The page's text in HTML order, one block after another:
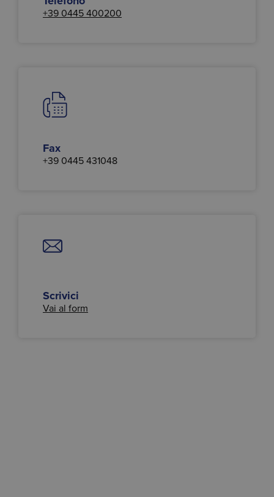
+39 0445 400200
Fax
+39 0445 431048
Scrivici
Vai al form